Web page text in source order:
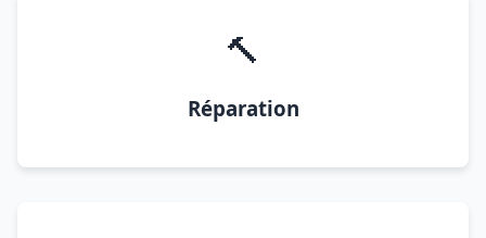
🔨
Réparation